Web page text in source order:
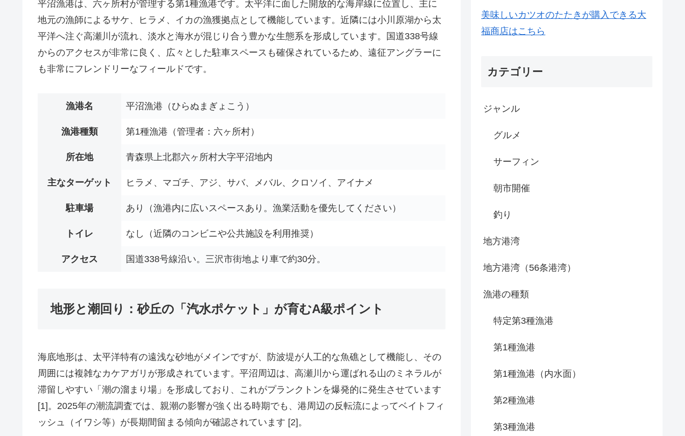
平沼漁港は、六ヶ所村が管理する第1種漁港です。太平洋に面した開放的な海岸線に位置し、主に
地元の漁師によるサケ、ヒラメ、イカの漁獲拠点として機能しています。近隣には小川原湖から太
平洋へ注ぐ高瀬川が流れ、淡水と海水が混じり合う豊かな生態系を形成しています。国道338号線
からのアクセスが非常に良く、広々とした駐車スペースも確保されているため、遠征アングラーに
も非常にフレンドリーなフィールドです。
漁港名 平沼漁港（ひらぬまぎょこう）
漁港種類 第1種漁港（管理者：六ヶ所村）
所在地 青森県上北郡六ヶ所村大字平沼地内
主なターゲット ヒラメ、マゴチ、アジ、サバ、メバル、クロソイ、アイナメ
駐車場 あり（漁港内に広いスペースあり。漁業活動を優先してください）
トイレ なし（近隣のコンビニや公共施設を利用推奨）
アクセス 国道338号線沿い。三沢市街地より車で約30分。
地形と潮回り：砂丘の「汽水ポケット」が育むA級ポイント
海底地形は、太平洋特有の遠浅な砂地がメインですが、防波堤が人工的な魚礁として機能し、その
周囲には複雑なカケアガリが形成されています。平沼周辺は、高瀬川から運ばれる山のミネラルが
滞留しやすい「潮の溜まり場」を形成しており、これがプランクトンを爆発的に発生させています
[1]。2025年の潮流調査では、親潮の影響が強く出る時期でも、港周辺の反転流によってベイトフィ
ッシュ（イワシ等）が長期間留まる傾向が確認されています [2]。
美味しいカツオのたたきが購入できる大
福商店はこちら
カテゴリー
ジャンル
グルメ
サーフィン
朝市開催
釣り
地方港湾
地方港湾（56条港湾）
漁港の種類
特定第3種漁港
第1種漁港
第1種漁港（内水面）
第2種漁港
第3種漁港